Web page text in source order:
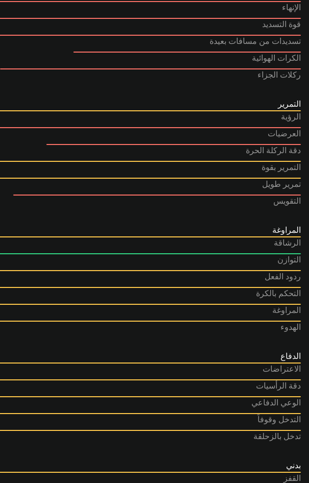
الإنهاء
قوة التسديد
تسديدات من مسافات بعيدة
الكرات الهوائية
ركلات الجزاء
التمرير
الرؤية
العرضيات
دقة الركلة الحرة
التمرير بقوة
تمرير طويل
التقويس
المراوغة
الرشاقة
التوازن
ردود الفعل
التحكم بالكرة
المراوغة
الهدوء
الدفاع
الاعتراضات
دقة الرأسيات
الوعي الدفاعي
التدخل وقوفاً
تدخل بالزحلقة
بدني
القفز